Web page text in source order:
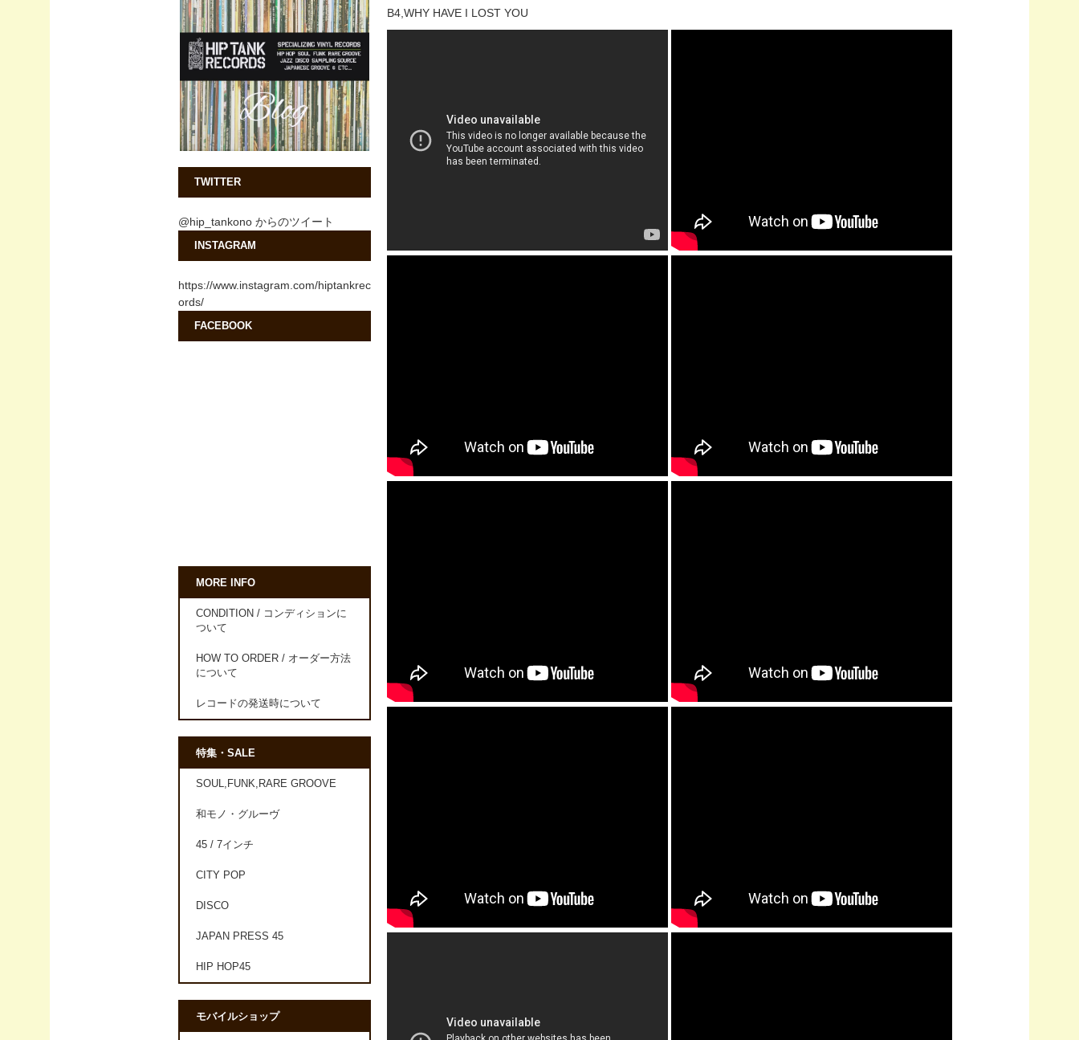
B4,WHY HAVE I LOST YOU
TWITTER
@hip_tankono からのツイート
INSTAGRAM
https://www.instagram.com/hiptankrec
ords/
FACEBOOK
MORE INFO
CONDITION / コンディションに
ついて
HOW TO ORDER / オーダー方法
について
レコードの発送時について
特集・SALE
SOUL,FUNK,RARE GROOVE
和モノ・グルーヴ
45 / 7インチ
CITY POP
DISCO
JAPAN PRESS 45
HIP HOP45
モバイルショップ